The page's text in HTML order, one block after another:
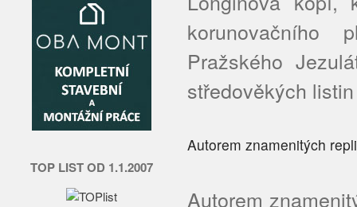
TOP LIST OD 1.1.2007
korunovačního
Pražského
středověkých
Autorem znamenitých
Autorem